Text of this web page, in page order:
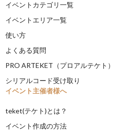
イベントカテゴリ一覧
イベントエリア一覧
使い方
よくある質問
PRO ARTEKET（プロアルテケト）
シリアルコード受け取り
イベント主催者様へ
teket(テケト)とは？
イベント作成の方法